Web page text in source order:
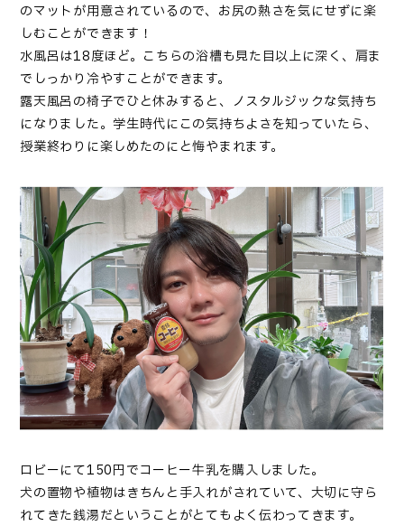
のマットが用意されているので、お尻の熱さを気にせずに楽
しむことができます！
水風呂は18度ほど。こちらの浴槽も見た目以上に深く、肩ま
でしっかり冷やすことができます。
露天風呂の椅子でひと休みすると、ノスタルジックな気持ち
になりました。学生時代にこの気持ちよさを知っていたら、
授業終わりに楽しめたのにと悔やまれます。
ロビーにて150円でコーヒー牛乳を購入しました。
犬の置物や植物はきちんと手入れがされていて、大切に守ら
れてきた銭湯だということがとてもよく伝わってきます。